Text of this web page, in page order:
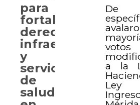
De
a la
para
fortalecer
derechos,
infraestructura
y
servicios
de
salud